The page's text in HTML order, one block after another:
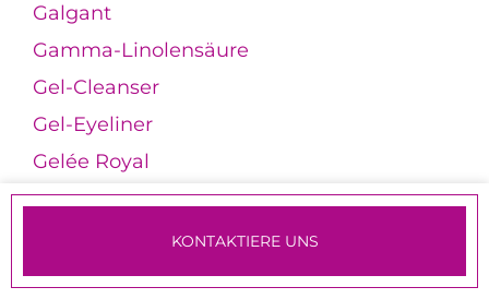
Galgant
Gamma-Linolensäure
Gel-Cleanser
Gel-Eyeliner
Gelée Royal
Gellack
GesichtsbürstenTERMINE & ANMELDUNG
KONTAKTIERE UNS